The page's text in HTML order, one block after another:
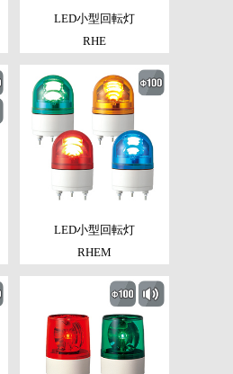
LED小型回転灯
RHE
LED小型回転灯
RHEM